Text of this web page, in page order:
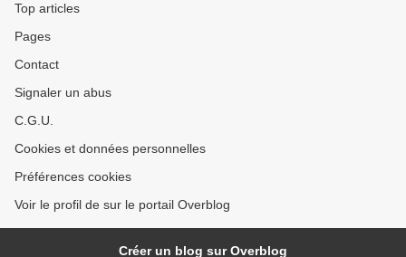
Top articles
Pages
Contact
Signaler un abus
C.G.U.
Cookies et données personnelles
Préférences cookies
Voir le profil de sur le portail Overblog
Créer un blog sur Overblog